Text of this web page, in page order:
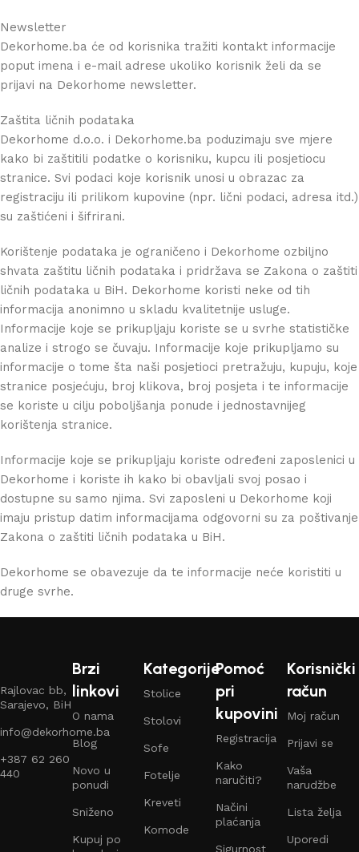
Newsletter
Dekorhome.ba će od korisnika tražiti kontakt informacije
poput imena i e-mail adrese ukoliko korisnik želi da se
prijavi na Dekorhome newsletter.
Zaštita ličnih podataka
Dekorhome d.o.o. i Dekorhome.ba poduzimaju sve mjere
kako bi zaštitili podatke o korisniku, kupcu ili posjetiocu
stranice. Svi podaci koje korisnik unosi u obrazac za
registraciju ili prilikom kupovine (npr. lični podaci, adresa itd.)
su zaštićeni i šifrirani.
Korištenje podataka je ograničeno i Dekorhome ozbiljno
shvata zaštitu ličnih podataka i pridržava se Zakona o zaštiti
ličnih podataka u BiH. Dekorhome koristi neke od tih
informacija anonimno u skladu kvalitetnije usluge.
Informacije koje se prikupljaju koriste se u svrhe statističke
analize i strogo se čuvaju. Informacije koje prikupljamo su
informacije o tome šta naši posjetioci pretražuju, kupuju, koje
stranice posjećuju, broj klikova, broj posjeta i te informacije
se koriste u cilju poboljšanja ponude i jednostavnijeg
korištenja stranice.
Informacije koje se prikupljaju koriste određeni zaposlenici u
Dekorhome i koriste ih kako bi obavljali svoj posao i
dostupne su samo njima. Svi zaposleni u Dekorhome koji
imaju pristup datim informacijama odgovorni su za poštivanje
Zakona o zaštiti ličnih podataka u BiH.
Dekorhome se obavezuje da te informacije neće koristiti u
druge svrhe.
Rajlovac bb,
Sarajevo, BiH
info@dekorhome.ba
+387 62 260
440
Brzi
linkovi
O nama
Blog
Novo u
ponudi
Sniženo
Kupuj po
Kategorije
Stolice
Stolovi
Sofe
Fotelje
Kreveti
Komode
Pomoć
pri
kupovini
Registracija
Kako
naručiti?
Načini
plaćanja
Sigurnost
Korisnički
račun
Moj račun
Prijavi se
Vaša
narudžbe
Lista želja
Uporedi